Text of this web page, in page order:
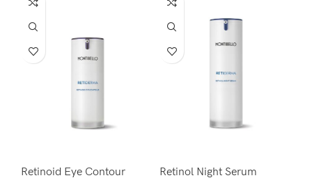
Retinoid Eye Contour Retinol Night Serum